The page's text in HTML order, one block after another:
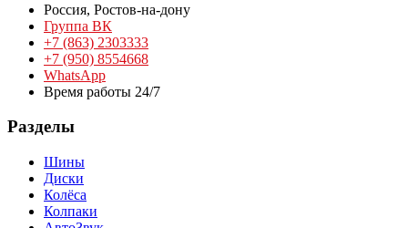
Россия, Ростов-на-дону
Группа ВК
+7 (863) 2303333
+7 (950) 8554668
WhatsApp
Время работы 24/7
Разделы
Шины
Диски
Колёса
Колпаки